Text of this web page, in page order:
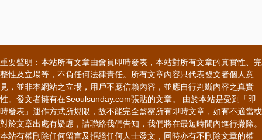
重要聲明：本站所有文章由會員即時發表，本站對所有文章的真實性、完
整性及立場等，不負任何法律責任。所有文章內容只代表發文者個人意
見，並非本網站之立場，用戶不應信賴內容，並應自行判斷內容之真實
性。發文者擁有在Seoulsunday.com張貼的文章。 由於本站是受到「即
時發表」運作方式所規限，故不能完全監察所有即時文章，如有不適當或
對於文章出處有疑慮，請聯絡我們告知，我們將在最短時間內進行撤除。
本站有權刪除任何留言及拒絕任何人士發文，同時亦有不刪除文章的權